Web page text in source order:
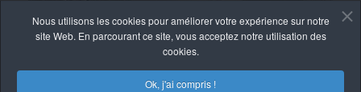
Nous utilisons les cookies pour améliorer votre expérience sur notre
site Web. En parcourant ce site, vous acceptez notre utilisation des
cookies.
Ok, j'ai compris !